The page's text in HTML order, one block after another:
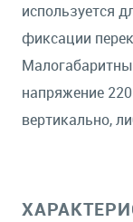
используется
фиксации
напряжение
вертикально,